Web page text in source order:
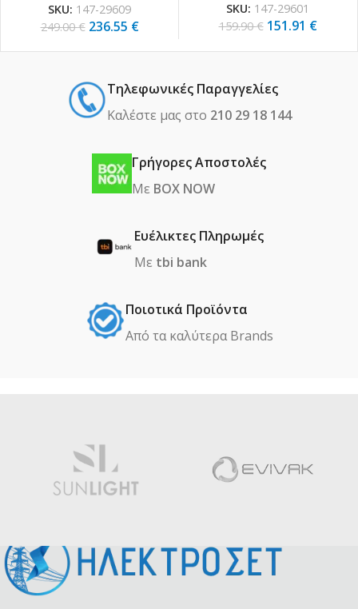
SKU: 147-29609
249.00€ 236.55 €
SKU: 147-29601
159.90€ 151.91 €
Τηλεφωνικές Παραγγελίες
Καλέστε μας στο 210 29 18 144
Γρήγορες Αποστολές
Με BOX NOW
Ευέλικτες Πληρωμές
Με tbi bank
Ποιοτικά Προϊόντα
Από τα καλύτερα Βrands